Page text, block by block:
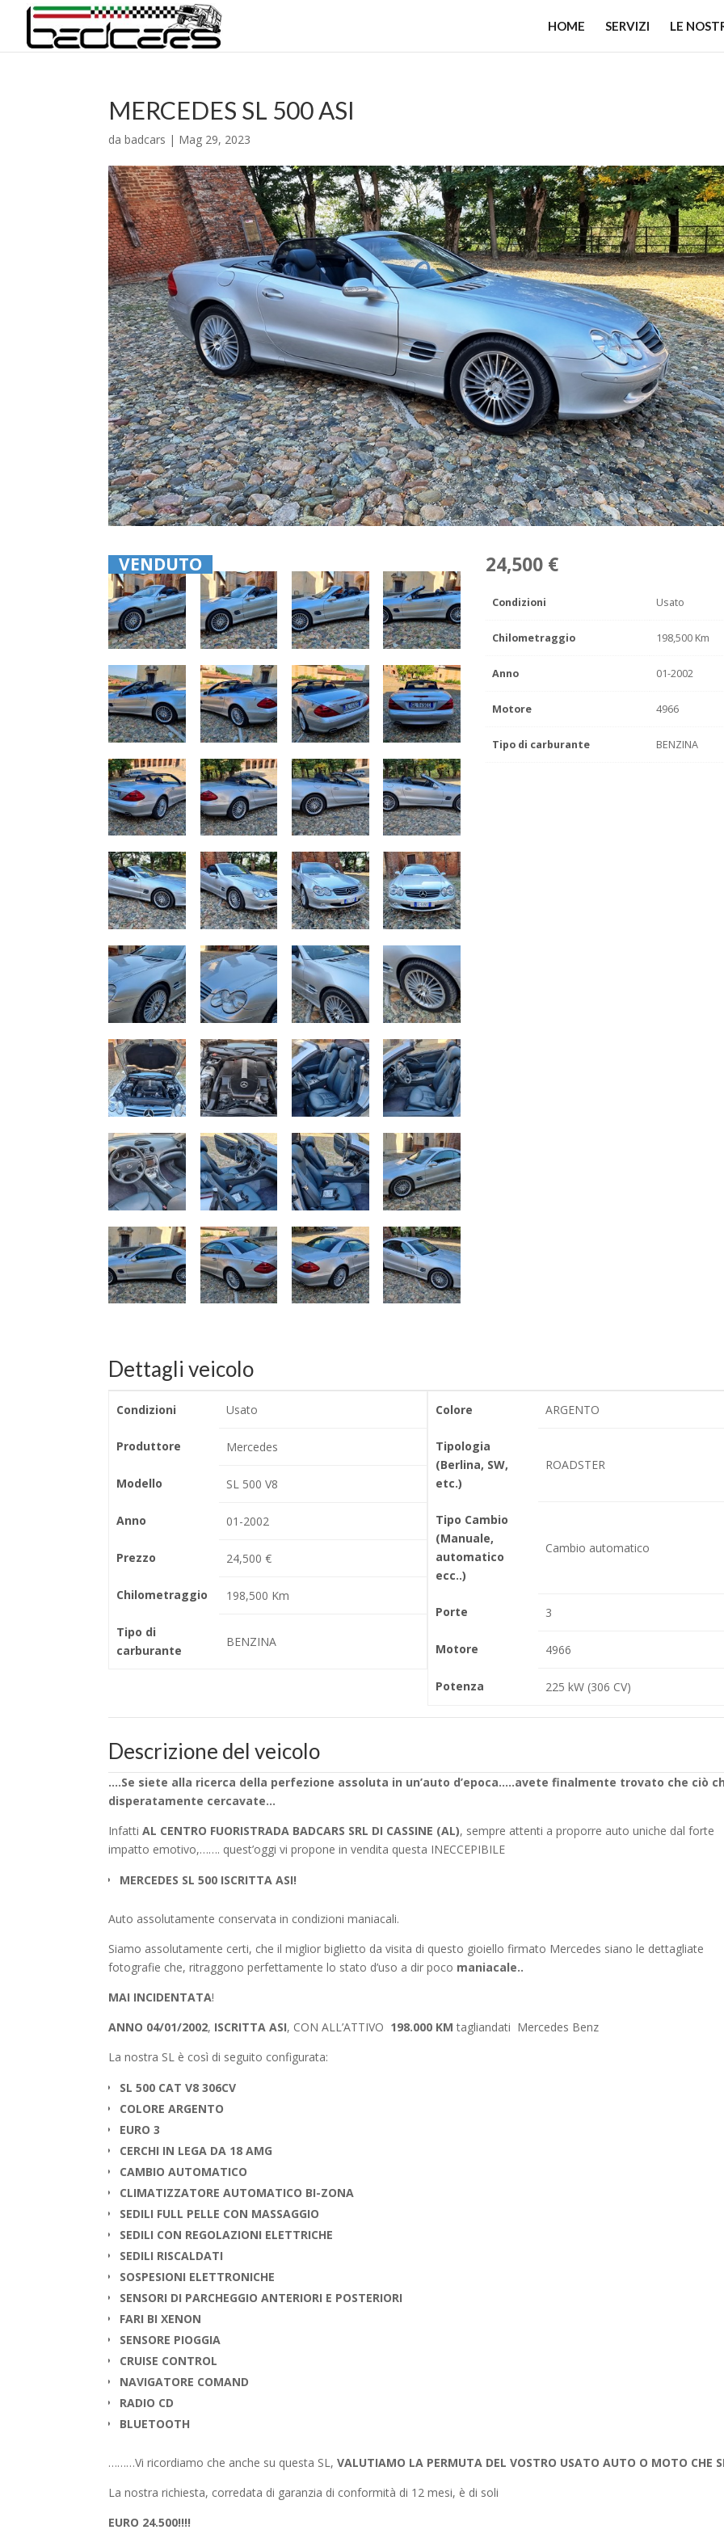
HOME SERVIZI LE
MERCEDES SL 500 ASI
dabadcars | Mag 29, 2023
VENDUTO 24,500 €
Condizioni Usato
Chilometraggio 198,500 Km
Anno 01-2002
Motore 4966
Tipo di carburante BENZINA
Dettagli veicolo
Condizioni Usato
Produttore Mercedes
Modello SL 500 V8
Anno 01-2002
Prezzo 24,500 €
Chilometraggio 198,500 Km
Tipo di
carburante
BENZINA
Colore ARGENTO
Tipologia
(Berlina, SW,
etc.)
ROADSTER
Tipo Cambio
(Manuale,
automatico
ecc..)
Cambio automatico
Porte 3
Motore 4966
Potenza 225 kW (306 CV)
Descrizione del veicolo
….Se siete alla ricerca della perfezione assoluta in un’auto d’epoca…..avete finalmente trovato che ciò
disperatamente cercavate…
InfattiAL CENTRO FUORISTRADA BADCARS SRL DI CASSINE (AL), sempre attenti a proporre auto uniche dal forte
impatto emotivo,……. quest’oggi vi propone in vendita questa INECCEPIBILE
MERCEDES SL 500 ISCRITTA ASI!
Auto assolutamente conservata in condizioni maniacali.
Siamo assolutamente certi, che il miglior biglietto da visita di questo gioiello firmato Mercedes siano le dettagliate
fotografie che, ritraggono perfettamente lo stato d’uso a dir poco maniacale..
MAI INCIDENTATA!
ANNO 04/01/2002, ISCRITTA ASI, CON ALL’ATTIVO 198.000 KM tagliandati Mercedes Benz
La nostra SL è così di seguito configurata:
SL 500 CAT V8 306CV
COLORE ARGENTO
EURO 3
CERCHI IN LEGA DA 18 AMG
CAMBIO AUTOMATICO
CLIMATIZZATORE AUTOMATICO BI-ZONA
SEDILI FULL PELLE CON MASSAGGIO
SEDILI CON REGOLAZIONI ELETTRICHE
SEDILI RISCALDATI
SOSPESIONI ELETTRONICHE
SENSORI DI PARCHEGGIO ANTERIORI E POSTERIORI
FARI BI XENON
SENSORE PIOGGIA
CRUISE CONTROL
NAVIGATORE COMAND
RADIO CD
BLUETOOTH
………Vi ricordiamo che anche su questa SL,VALUTIAMO LA PERMUTA DEL VOSTRO USATO AUTO O MOTO CHE
La nostra richiesta, corredata di garanzia di conformità di 12 mesi, è di soli
EURO 24.500!!!!